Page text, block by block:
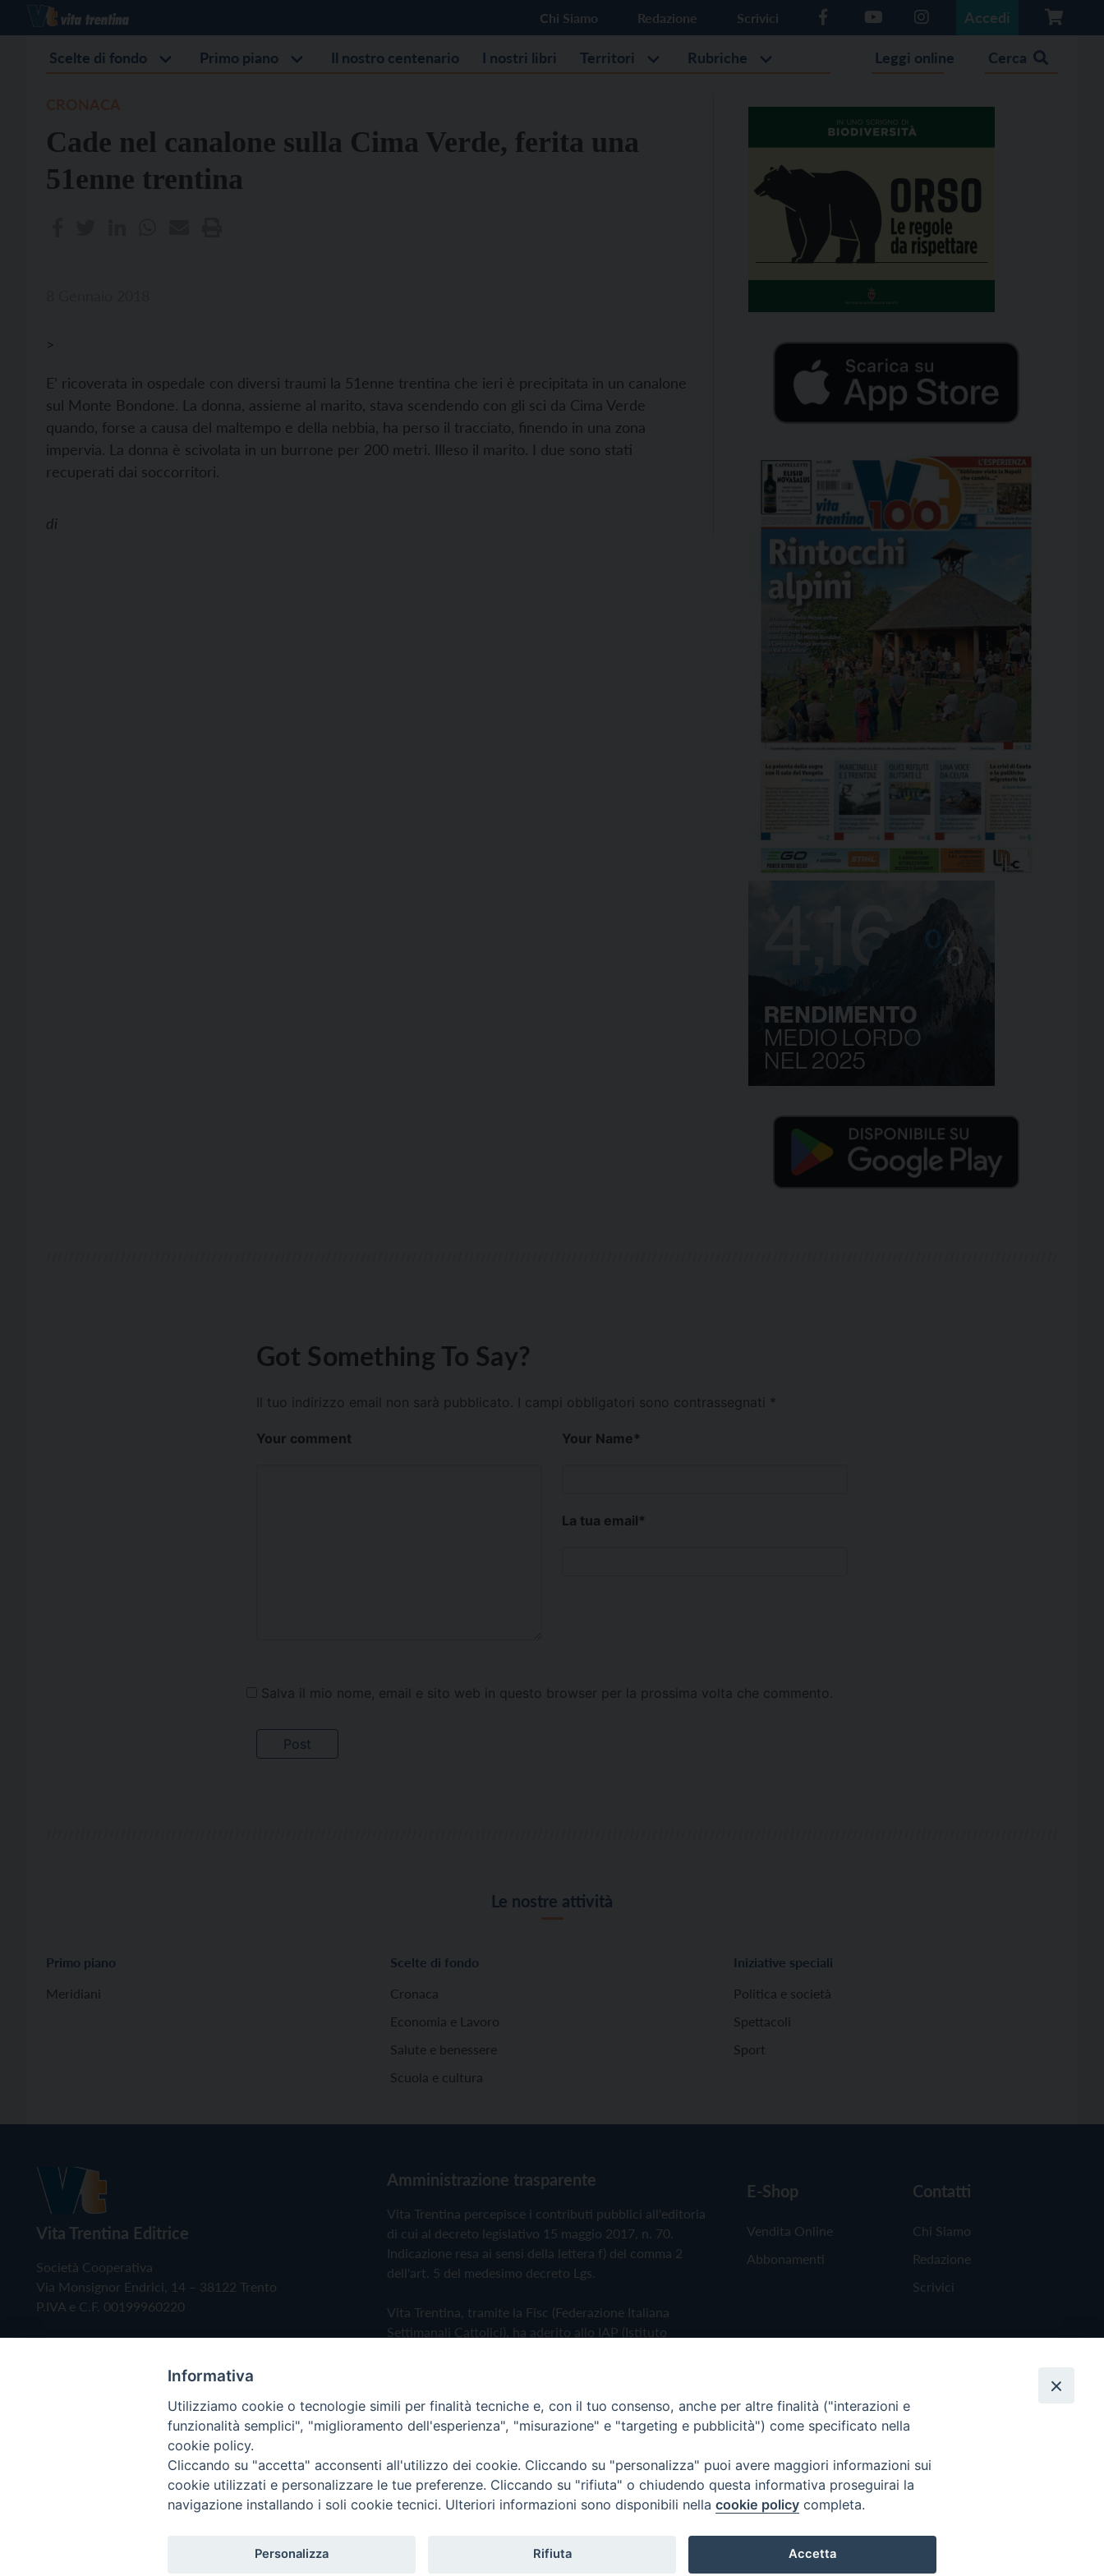
Chi Siamo Redazione Scrivici Accedi
Scelte di fondo Primo piano Il nostro centenario I nostri libri Territori Rubriche Leggi online Cerca
Cade nel canalone sulla Cima Verde, ferita una
51enne trentina
>
E’ ricoverata in ospedale con diversi traumi la 51enne trentina che ieri è precipitata in un canalone
sul Monte Bondone. La donna, assieme al marito, stava scendendo con gli sci da Cima Verde
quando, forse a causa del maltempo e della nebbia, ha perso il tracciato, finendo in una zona
impervia. La donna è scivolata in un burrone per 200 metri. Illeso il marito. I due sono stati
recuperati dai soccorritori.
di
Got Something To Say?
Il tuo indirizzo email non sarà pubblicato. I campi obbligatori sono contrassegnati *
Your comment Your Name*
La tua email*
Salva il mio nome, email e sito web in questo browser per la prossima volta che commento.
Le nostre attività
Primo piano
Meridiani
Scelte di fondo
Cronaca
Economia e Lavoro
Salute e benessere
Scuola e cultura
Iniziative speciali
Politica e società
Spettacoli
Sport
Vita Trentina Editrice
Società Cooperativa
Via Monsignor Endrici, 14 – 38122 Trento
P.IVA e C.F. 00199960220
Amministrazione trasparente
Vita Trentina percepisce i contributi pubblici all'editoria
di cui al decreto legislativo 15 maggio 2017, n. 70.
Indicazione resa ai sensi della lettera f) del comma 2
dell'art. 5 del medesimo decreto Lgs.
Vita Trentina, tramite la Fisc (Federazione Italiana
Settimanali Cattolici), ha aderito allo IAP (Istituto
Privacy Policy Cookie Policy
E-Shop
Vendita Online
Abbonamenti
Contatti
Chi Siamo
Redazione
Scrivici
Copyright © 2019 - Tutti i diritti riservati - Vita Trentina Editrice
Informativa
Utilizziamo cookie o tecnologie simili per finalità tecniche e, con il tuo consenso, anche per altre finalità ("interazioni e
funzionalità semplici", "miglioramento dell'esperienza", "misurazione" e "targeting e pubblicità") come specificato nella
cookie policy.
Cliccando su "accetta" acconsenti all'utilizzo dei cookie. Cliccando su "personalizza" puoi avere maggiori informazioni sui
cookie utilizzati e personalizzare le tue preferenze. Cliccando su "rifiuta" o chiudendo questa informativa proseguirai la
navigazione installando i soli cookie tecnici. Ulteriori informazioni sono disponibili nella cookie policy completa.
Personalizza Rifiuta Accetta